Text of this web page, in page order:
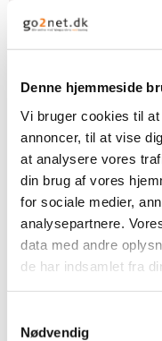
Denne hjemmeside
Vi bruger cookies til
annoncer, til at vise
at analysere vores
din brug af vores
for sociale medier,
analysepartnere.
data med andre
de har indsamlet fra
Nødvendig
By Permin Esther -
Navy
35,00 DKK
VIS PRODUKT